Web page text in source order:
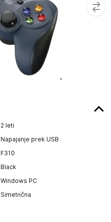
2 leti
Napajanje prek USB
F310
Black
Windows PC
Simetrična